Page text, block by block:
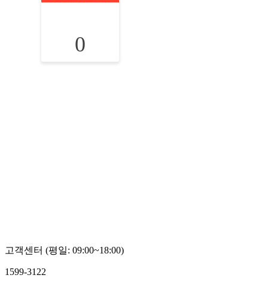
0
고객센터 (평일: 09:00~18:00)
1599-3122